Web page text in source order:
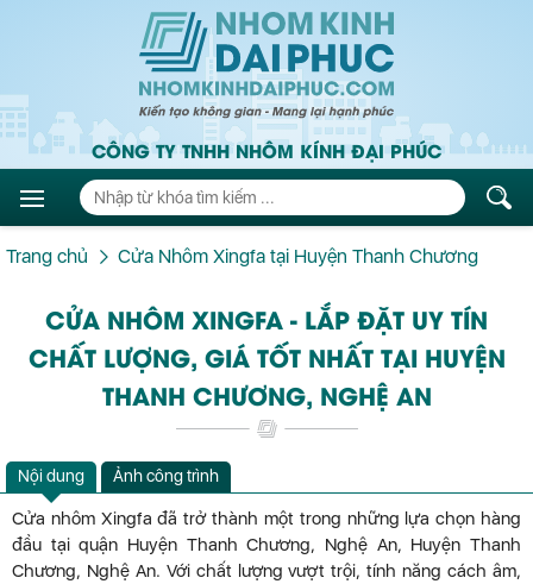
CÔNG TY TNHH NHÔM KÍNH ĐẠI PHÚC
Trang chủ Cửa Nhôm Xingfa tại Huyện Thanh Chương
CỬA NHÔM XINGFA - LẮP ĐẶT UY TÍN
CHẤT LƯỢNG, GIÁ TỐT NHẤT TẠI HUYỆN
THANH CHƯƠNG, NGHỆ AN
Nội dung Ảnh công trình
Cửa nhôm Xingfa đã trở thành một trong những lựa chọn hàng
đầu tại quận Huyện Thanh Chương, Nghệ An, Huyện Thanh
Chương, Nghệ An. Với chất lượng vượt trội, tính năng cách âm,